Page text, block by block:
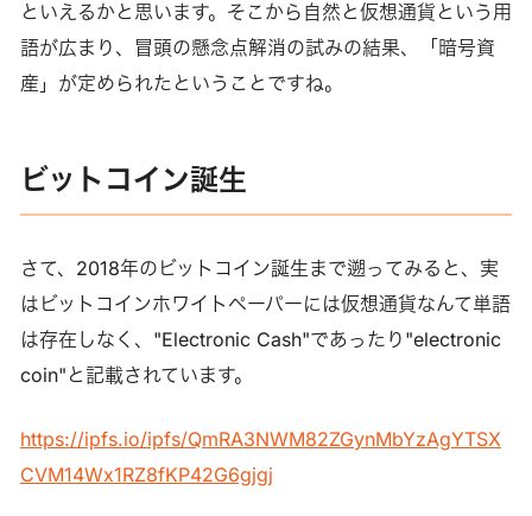
といえるかと思います。そこから自然と仮想通貨という用
語が広まり、冒頭の懸念点解消の試みの結果、「暗号資
産」が定められたということですね。
ビットコイン誕生
さて、2018年のビットコイン誕生まで遡ってみると、実
はビットコインホワイトペーパーには仮想通貨なんて単語
は存在しなく、"Electronic Cash"であったり"electronic
coin"と記載されています。
https://ipfs.io/ipfs/QmRA3NWM82ZGynMbYzAgYTSX
CVM14Wx1RZ8fKP42G6gjgj